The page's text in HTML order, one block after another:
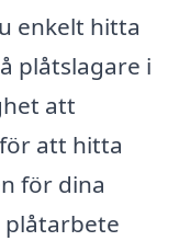
enkelt hitta
plåtslagare i
att
att hitta
för dina
plåtarbete